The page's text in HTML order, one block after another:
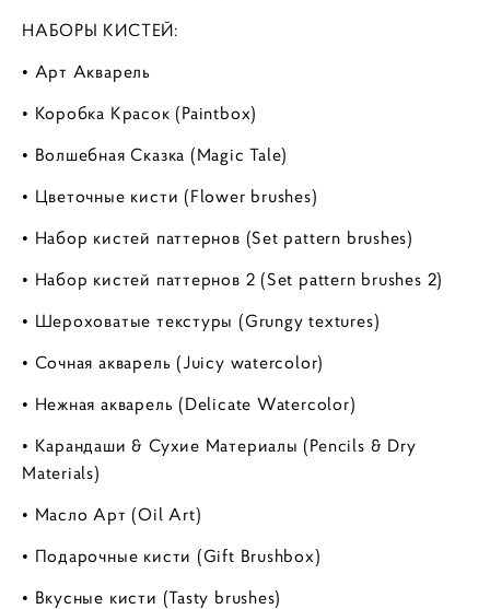
НАБОРЫ КИСТЕЙ:
• Арт Акварель
• Коробка Красок (Paintbox)
• Волшебная Сказка (Magic Tale)
• Цветочные кисти (Flower brushes)
• Набор кистей паттернов (Set pattern brushes)
• Набор кистей паттернов 2 (Set pattern brushes 2)
• Шероховатые текстуры (Grungy textures)
• Сочная акварель (Juicy watercolor)
• Нежная акварель (Delicate Watercolor)
• Карандаши & Сухие Материалы (Pencils & Dry
Materials)
• Масло Арт (Oil Art)
• Подарочные кисти (Gift Brushbox)
• Вкусные кисти (Tasty brushes)